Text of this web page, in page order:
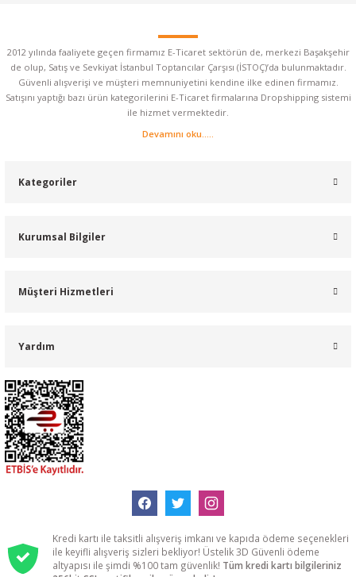
2012 yılında faaliyete geçen firmamız E-Ticaret sektörün de, merkezi Başakşehir
de olup, Satış ve Sevkiyat İstanbul Toptancılar Çarşısı (İSTOÇ)’da bulunmaktadır.
Güvenli alışverişi ve müşteri memnuniyetini kendine ilke edinen firmamız.
Satışını yaptığı bazı ürün kategorilerini E-Ticaret firmalarına Dropshipping sistemi
ile hizmet vermektedir.
Devamını oku.....
Kategoriler
Kurumsal Bilgiler
Müşteri Hizmetleri
Yardım
Kredi kartı ile taksitli alışveriş imkanı ve kapıda ödeme seçenekleri
ile keyifli alışveriş sizleri bekliyor! Üstelik 3D Güvenli ödeme
altyapısı ile şimdi %100 tam güvenlik! Tüm kredi kartı bilgileriniz